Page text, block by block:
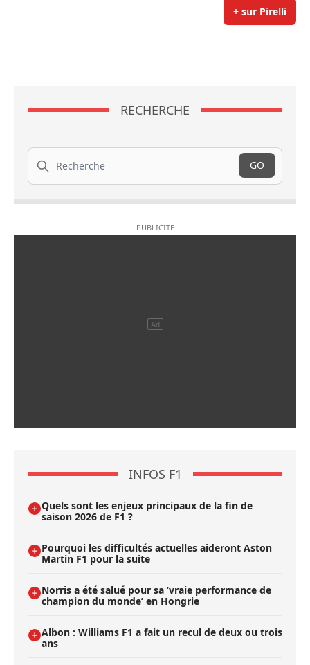
+ sur Pirelli
RECHERCHE
Recherche
GO
INFOS F1
Quels sont les enjeux principaux de la fin de
saison 2026 de F1 ?
Pourquoi les difficultés actuelles aideront Aston
Martin F1 pour la suite
Norris a été salué pour sa ’vraie performance de
champion du monde’ en Hongrie
Albon : Williams F1 a fait un recul de deux ou trois
ans